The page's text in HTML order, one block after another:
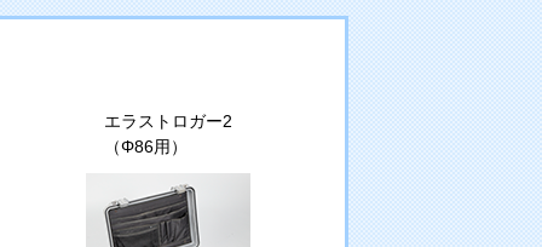
エラストロガー2
（Φ86用）